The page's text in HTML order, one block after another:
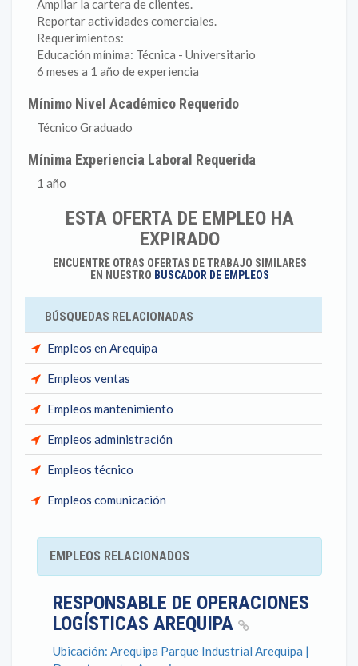
Ampliar la cartera de clientes.
Reportar actividades comerciales.
Requerimientos:
Educación mínima: Técnica - Universitario
6 meses a 1 año de experiencia
Mínimo Nivel Académico Requerido
Técnico Graduado
Mínima Experiencia Laboral Requerida
1 año
ESTA OFERTA DE EMPLEO HA
EXPIRADO
ENCUENTRE OTRAS OFERTAS DE TRABAJO SIMILARES
EN NUESTRO BUSCADOR DE EMPLEOS
BÚSQUEDAS RELACIONADAS
Empleos en Arequipa
Empleos ventas
Empleos mantenimiento
Empleos administración
Empleos técnico
Empleos comunicación
EMPLEOS RELACIONADOS
RESPONSABLE DE OPERACIONES
LOGÍSTICAS AREQUIPA
Ubicación: Arequipa Parque Industrial Arequipa |